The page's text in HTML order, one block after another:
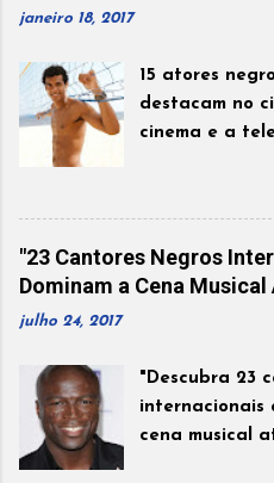
janeiro 18, 2017
15 atores
destacam no
cinema e a
contar
muitos atores
conquistando
que
para ampliar
atores que
"23 Cantores Negros
Dominam a Cena Musical
julho 24, 2017
"Descubra 23
internacionais
cena musical